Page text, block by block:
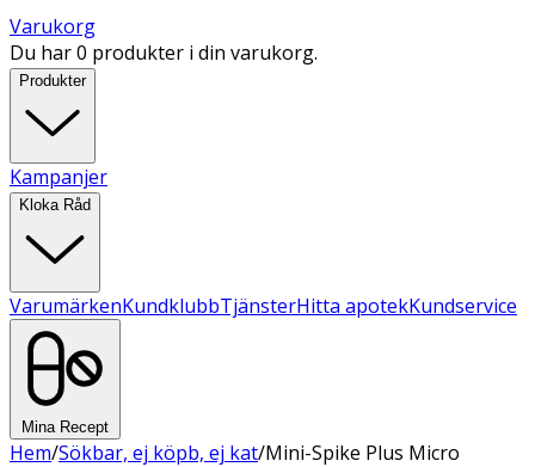
Varukorg
Du har 0 produkter i din varukorg.
Produkter
Kampanjer
Kloka Råd
VarumärkenKundklubbTjänsterHitta apotekKundservice
Mina Recept
Hem/Sökbar, ej köpb, ej kat/Mini-Spike Plus Micro